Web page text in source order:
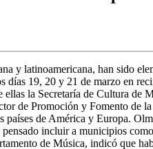
y latinoamericana, han sido
días 19, 20 y 21 de marzo en
la Secretaría de Cultura
de Promoción y Fomento de
de América y Europa.
incluir a municipios
de Música, indicó que